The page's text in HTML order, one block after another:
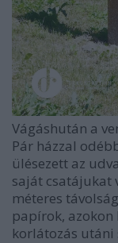
Vágáshután a
Pár házzal
ülésezett az
saját csatájukat
méteres
papírok, azokon
korlátozás utáni